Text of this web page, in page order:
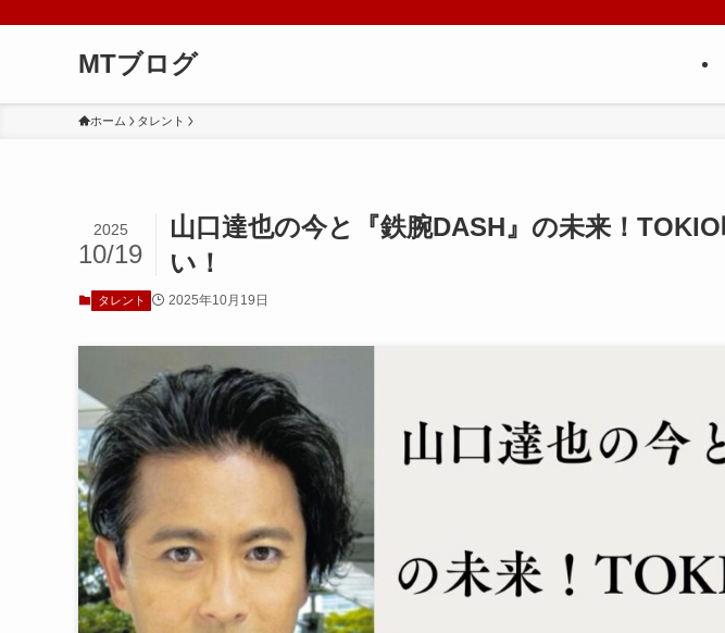
MTブログ
ホーム タレント
山口達也の今と『鉄腕DASH』の未来！
い！
2025
10/19
タレント 2025年10月19日